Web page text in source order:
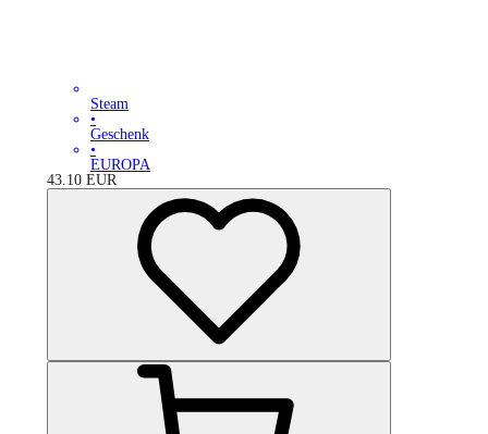
Steam
•
Geschenk
•
EUROPA
43.10 EUR